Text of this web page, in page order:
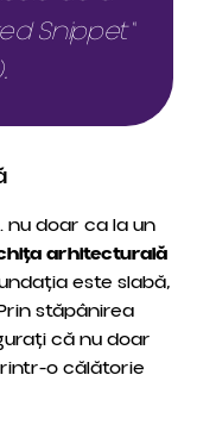
Snippet"
nu doar ca la un
arhitecturală
este slabă,
stăpânirea
că nu doar
o călătorie